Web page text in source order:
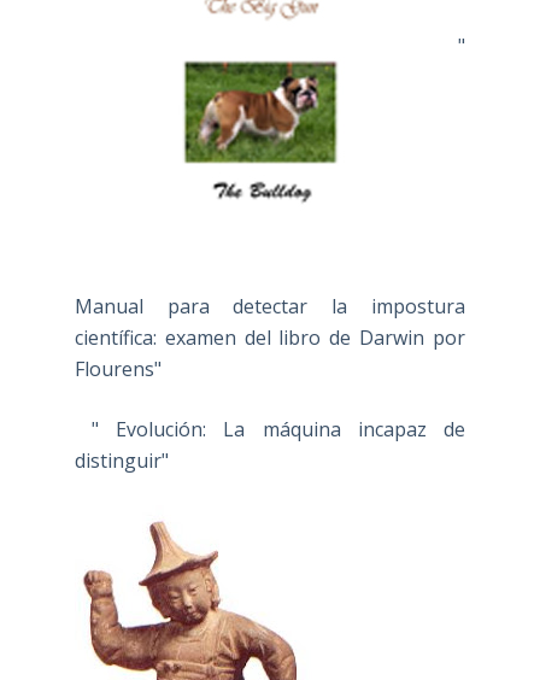
"
Manual para detectar la impostura
científica: examen del libro de Darwin por
Flourens"
" Evolución: La máquina incapaz de
distinguir"